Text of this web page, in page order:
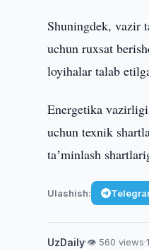
Shuningdek, vazir
uchun ruxsat
loyihalar talab
Energetika
uchun texnik
taʼminlash
Ulashish:
UzDaily·👁 560 views·